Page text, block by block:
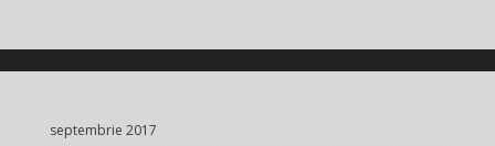
septembrie 2017